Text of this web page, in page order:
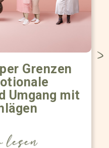
Grenzen
Umgang mit